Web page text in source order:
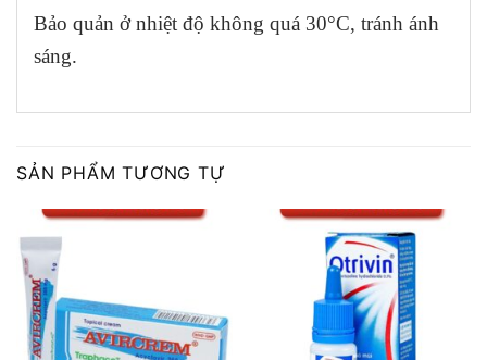
Bảo quản ở nhiệt độ không quá 30°C, tránh ánh
sáng.
SẢN PHẨM TƯƠNG TỰ